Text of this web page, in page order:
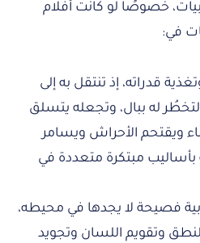
خصوصًا لو كانت أفلام
في:
قدراته، إذ تنتقل به إلى
له ببال، وتجعله يتسلق
ويقتحم الأحراش ويسامر
مبتكرة متعددة في
فصيحة لا يجدها في محيطه،
وتقويم اللسان وتجويد